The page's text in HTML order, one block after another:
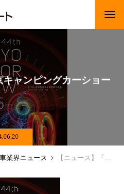
キャンピングカーショー
業界ニュース 【ニュース】『東京キャンピングカーショー2014』開催！